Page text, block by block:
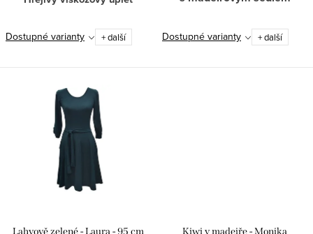
Dostupné varianty + další Dostupné varianty + další
Lahvově zelené - Laura - 95 cm Kiwi v madeiře - Monika